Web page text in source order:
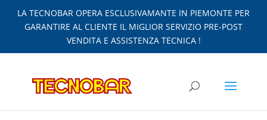
LA TECNOBAR OPERA ESCLUSIVAMANTE IN PIEMONTE PER
GARANTIRE AL CLIENTE IL MIGLIOR SERVIZIO PRE-POST
VENDITA E ASSISTENZA TECNICA !